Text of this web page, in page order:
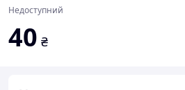
Недоступний
40 ₴